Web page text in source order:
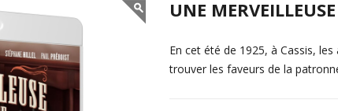
UNE
En cet été de 1925, à Cassis,
trouver les faveurs de la